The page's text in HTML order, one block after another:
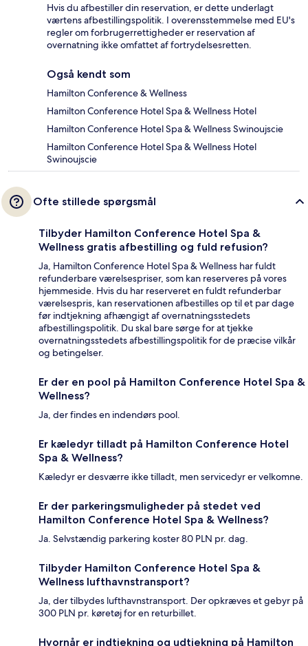
Hvis du afbestiller din reservation, er dette underlagt
værtens afbestillingspolitik. I overensstemmelse med EU's
regler om forbrugerrettigheder er reservation af
overnatning ikke omfattet af fortrydelsesretten.
Også kendt som
Hamilton Conference & Wellness
Hamilton Conference Hotel Spa & Wellness Hotel
Hamilton Conference Hotel Spa & Wellness Swinoujscie
Hamilton Conference Hotel Spa & Wellness Hotel
Swinoujscie
Ofte stillede spørgsmål
Tilbyder Hamilton Conference Hotel Spa &
Wellness gratis afbestilling og fuld refusion?
Ja, Hamilton Conference Hotel Spa & Wellness har fuldt
refunderbare værelsespriser, som kan reserveres på vores
hjemmeside. Hvis du har reserveret en fuldt refunderbar
værelsespris, kan reservationen afbestilles op til et par dage
før indtjekning afhængigt af overnatningsstedets
afbestillingspolitik. Du skal bare sørge for at tjekke
overnatningsstedets afbestillingspolitik for de præcise vilkår
og betingelser.
Er der en pool på Hamilton Conference Hotel Spa &
Wellness?
Ja, der findes en indendørs pool.
Er kæledyr tilladt på Hamilton Conference Hotel
Spa & Wellness?
Kæledyr er desværre ikke tilladt, men servicedyr er velkomne.
Er der parkeringsmuligheder på stedet ved
Hamilton Conference Hotel Spa & Wellness?
Ja. Selvstændig parkering koster 80 PLN pr. dag.
Tilbyder Hamilton Conference Hotel Spa &
Wellness lufthavnstransport?
Ja, der tilbydes lufthavnstransport. Der opkræves et gebyr på
300 PLN pr. køretøj for en returbillet.
Hvornår er indtjekning og udtjekning på Hamilton